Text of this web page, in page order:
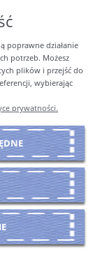
poprawne działanie
potrzeb. Możesz
plików i przejść do
wybierając
prywatności.